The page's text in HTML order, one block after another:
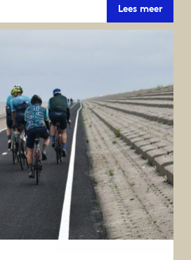
Lees meerjuli